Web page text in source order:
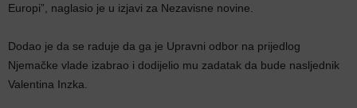
Europi”, naglasio je u izjavi za Nezavisne novine.
Dodao je da se raduje da ga je Upravni odbor na prijedlog
Njemačke vlade izabrao i dodijelio mu zadatak da bude nasljednik
Valentina Inzka.